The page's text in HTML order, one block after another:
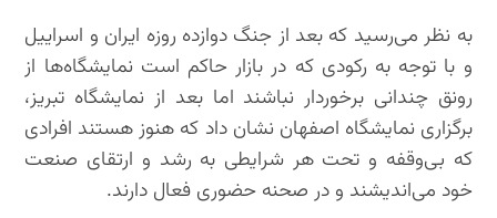
به نظر می‌رسید که بعد از جنگ دوازده روزه ایران و اسراییل
و با توجه به رکودی که در بازار حاکم است نمایشگاه‌ها از
رونق چندانی برخوردار نباشند اما بعد از نمایشگاه تبریز،
برگزاری نمایشگاه اصفهان نشان داد که هنوز هستند افرادی
که بی‌وقفه و تحت هر شرایطی به رشد و ارتقای صنعت
خود می‌اندیشند و در صحنه حضوری فعال دارند.